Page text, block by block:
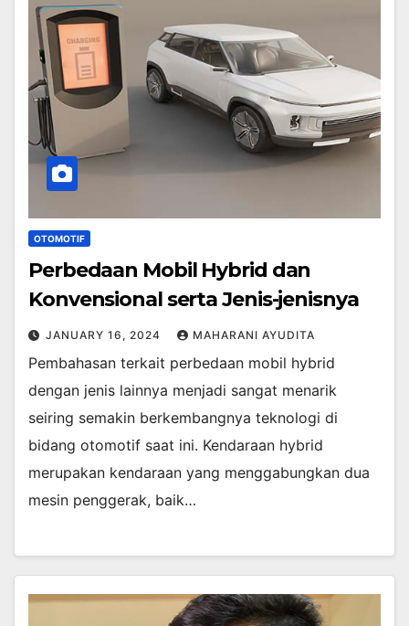
OTOMOTIF
Perbedaan Mobil Hybrid dan
Konvensional serta Jenis-jenisnya
JANUARY 16, 2024 MAHARANI AYUDITA
Pembahasan terkait perbedaan mobil hybrid
dengan jenis lainnya menjadi sangat menarik
seiring semakin berkembangnya teknologi di
bidang otomotif saat ini. Kendaraan hybrid
merupakan kendaraan yang menggabungkan dua
mesin penggerak, baik…